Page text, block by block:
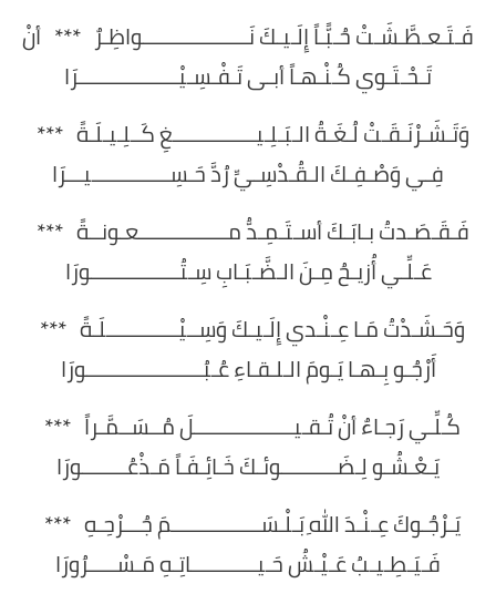
فَـتَـعـطَّـشَـتْ حُـبًّـاً إِلَـيـكَ نَـــــــــــــــــــواظِـرٌ *** أنْ
تَـحْـتَـوي كُـنْـهـاً أبـى تَـفْـسِـيْــــــــــــــــــرَا
وَتَـشَـرْنَـقَـتْ لُـغَـةُ الـبَـلِـيـــــــــــــــغِ كَــلِـيـلَـةً ***
فِـي وَصْـفِـكَ الـقُـدْسِـيِّ رُدَّ حَـسِــــــــــــــيـــرَا
فَـقَـصَـدتُ بـابَـكَ أسـتَـمِـدُّ مــــــــــــــــعـونــةً ***
عَـلِّـي أُزيـحُ مِـنَ الـضَّـبَـابِ سِـتُــــــــــــــــورَا
وَحَـشَـدْتُ مَـا عِـنْـدي إِلَـيـكَ وَسِــيْـــــــــــــلَـةً ***
أَرْجُـو بِـهـا يَـومَ الـلـقـاءِ عُـبُـــــــــــــــــــــورَا
كُـلِّـي رَجـاءٌ أنْ تُـقـيــــــــــــــــــلَ مُــسَــمَّـراً ***
يَـعْـشُـو لِـضَــــــــــوئـكَ خَـائِـفَـاً مَـذْعُــــــــورَا
يَـرْجُـوكَ عِـنْـدَ اللهِ بَـلْـسَــــــــــــــــمَ جُـــرْحِـهِ ***
فَـيَـطِـيـبُ عَـيْـشُ حَـيــــــــــــاتِـهِ مَـسْـــــرُورَا